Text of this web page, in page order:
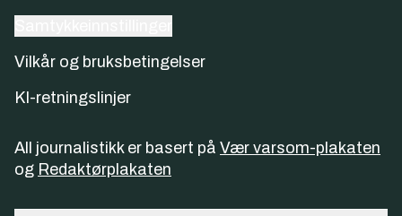
Vilkår og bruksbetingelser
KI-retningslinjer
All journalistikk er basert på Vær varsom-plakaten
og Redaktørplakaten